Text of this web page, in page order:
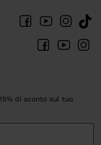
di sconto sul tuo